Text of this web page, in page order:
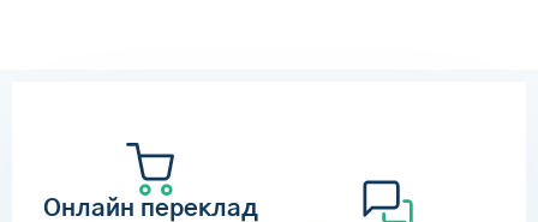
Онлайн переклад